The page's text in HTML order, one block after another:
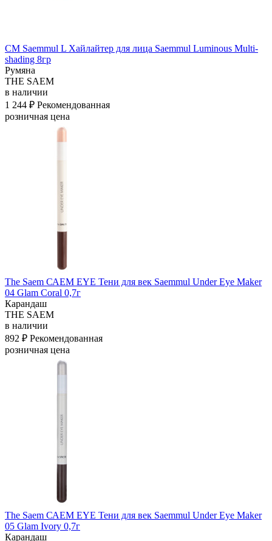
СМ Saemmul L Хайлайтер для лица Saemmul Luminous Multi-
shading 8гр
Румяна
THE SAEM
в наличии
1 244 ₽ Рекомендованная
розничная цена
The Saem САЕМ EYE Тени для век Saemmul Under Eye Maker
04 Glam Coral 0,7г
Карандаш
THE SAEM
в наличии
892 ₽ Рекомендованная
розничная цена
The Saem САЕМ EYE Тени для век Saemmul Under Eye Maker
05 Glam Ivory 0,7г
Карандаш